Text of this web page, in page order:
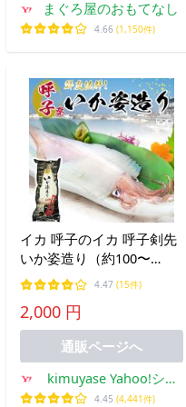
まぐろ屋のおもてなし
4.66 (1,150件)
イカ 呼子のイカ 呼子剣先
いか姿造り（約100〜
150g）×1P 冷凍便 烏賊 刺
身 お造り 姿造り おつまみ
魚介 海の幸 佐賀県 ギフト
贈り物 プレゼント お祝い
4.47 (15件)
2,000 円
通販ページへ
kimuyase Yahoo!ショ
ッピング店
4.45 (4,441件)